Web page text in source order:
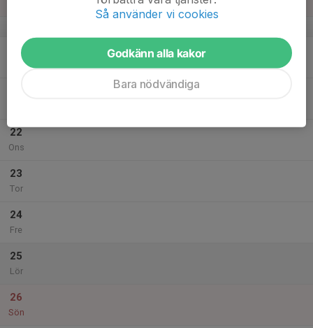
20
Mån
22
Ons
23
Tor
24
Fre
25
Lör
26
Sön
Så använder vi cookies
Godkänn alla kakor
Bara nödvändiga